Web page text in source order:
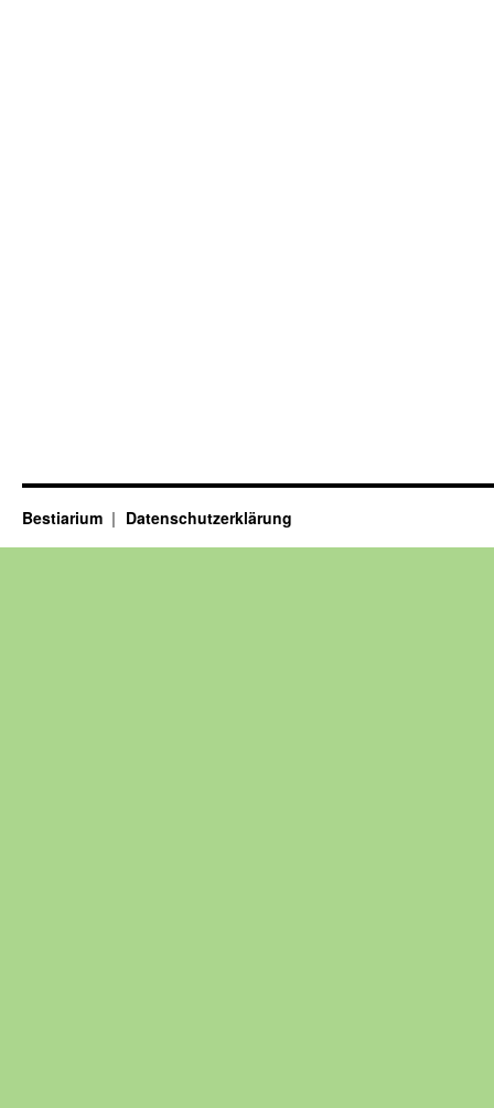
Bestiarium Datenschutzerklärung